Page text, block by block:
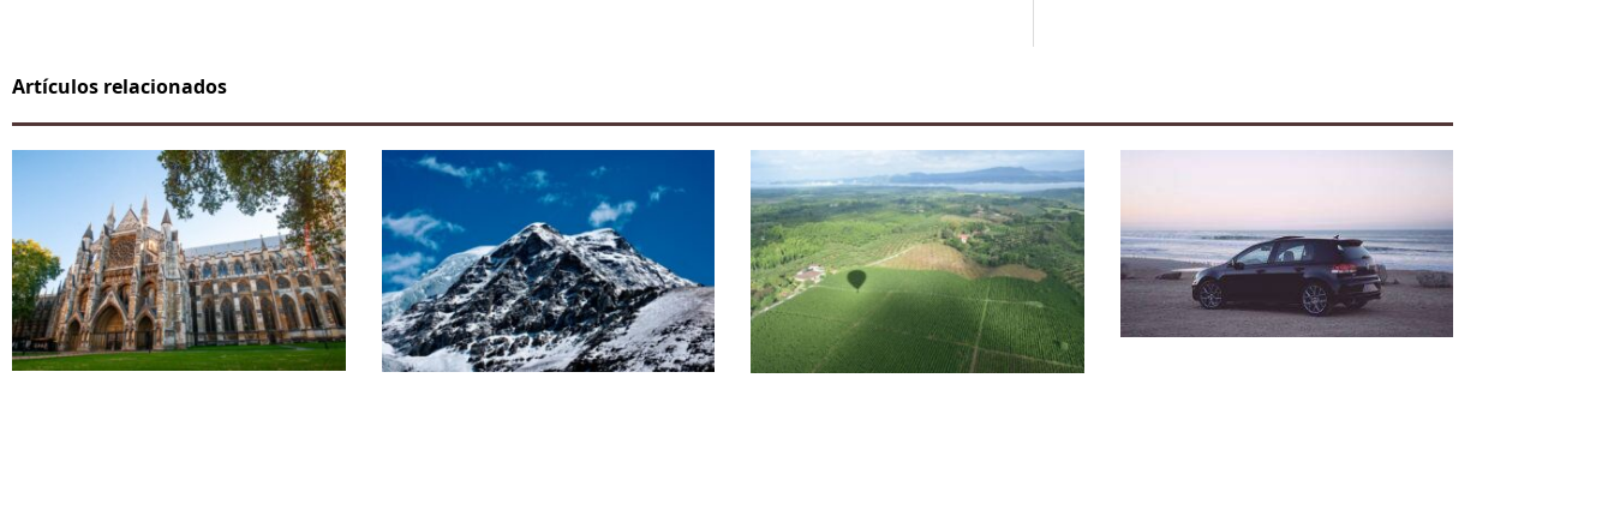
Artículos relacionados